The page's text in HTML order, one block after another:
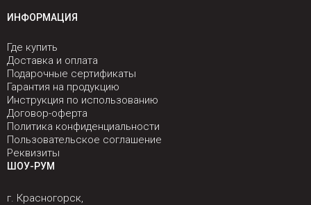
ИНФОРМАЦИЯ
Где купить
Доставка и оплата
Подарочные сертификаты
Гарантия на продукцию
Инструкция по использованию
Договор-оферта
Политика конфиденциальности
Пользовательское соглашение
Реквизиты
ШОУ-РУМ
г. Красногорск,